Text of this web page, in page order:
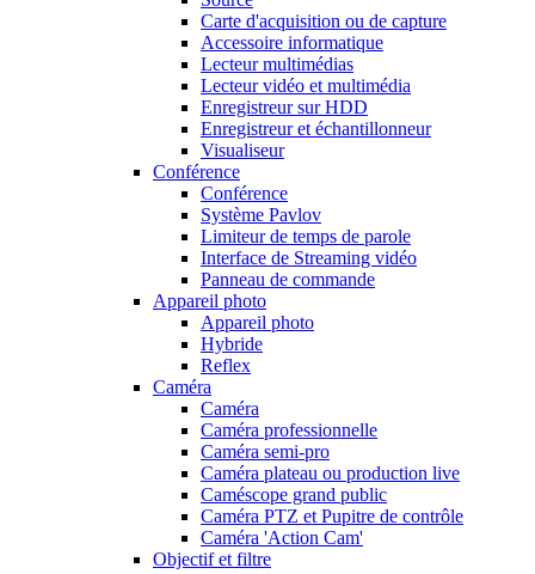
Carte d'acquisition ou de capture
Accessoire informatique
Lecteur multimédias
Lecteur vidéo et multimédia
Enregistreur sur HDD
Enregistreur et échantillonneur
Visualiseur
Conférence
Conférence
Système Pavlov
Limiteur de temps de parole
Interface de Streaming vidéo
Panneau de commande
Appareil photo
Appareil photo
Hybride
Reflex
Caméra
Caméra
Caméra professionnelle
Caméra semi-pro
Caméra plateau ou production live
Caméscope grand public
Caméra PTZ et Pupitre de contrôle
Caméra 'Action Cam'
Objectif et filtre